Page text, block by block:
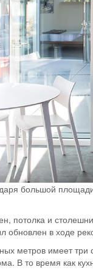
большой
потолка и
обновлен в ходе
метров имеет
В то время как